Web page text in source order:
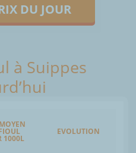
DU JOUR
à Suippes
1000L
EVOLUTION